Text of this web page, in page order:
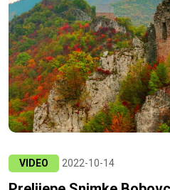
VIDEO 2022-10-14